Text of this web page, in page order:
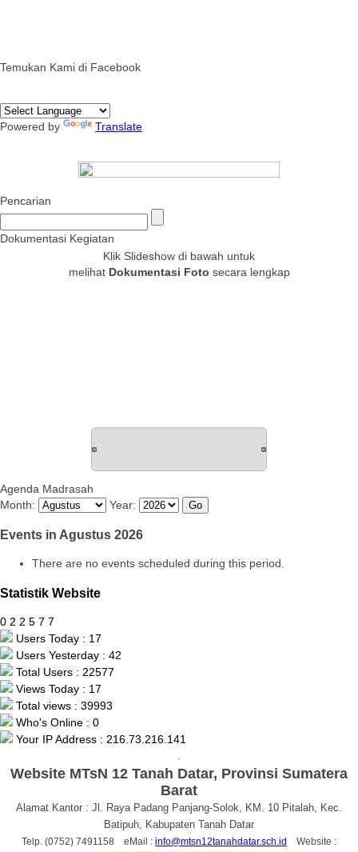
Temukan Kami di Facebook
Powered by Translate
Pencarian
Dokumentasi Kegiatan
Klik Slideshow di bawah untuk
melihat Dokumentasi Foto secara lengkap
Agenda Madrasah
Month:
Year:
Events in Agustus 2026
There are no events scheduled during this period.
Statistik Website
0 2 2 5 7 7
Users Today : 17
Users Yesterday : 42
Total Users : 22577
Views Today : 17
Total views : 39993
Who's Online : 0
Your IP Address : 216.73.216.141
Website MTsN 12 Tanah Datar, Provinsi Sumatera
Barat
Alamat Kantor : Jl. Raya Padang Panjang-Solok, KM. 10 Pitalah, Kec.
Batipuh, Kabupaten Tanah Datar
Telp. (0752) 7491158 eMail : info@mtsn12tanahdatar.sch.id
Website :